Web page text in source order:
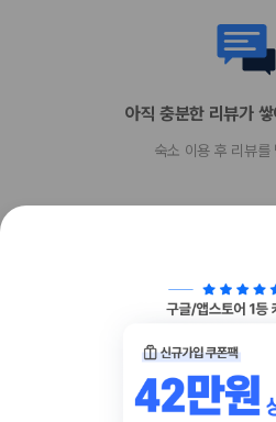
아직 충분한 리뷰가
숙소 이용 후 리뷰를
함께 가는 친구에게 정보
카카오톡 링크